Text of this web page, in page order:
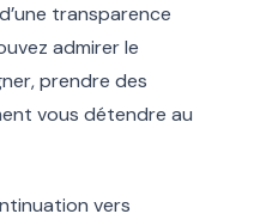
transparence
admirer le
prendre des
vous détendre au
vers